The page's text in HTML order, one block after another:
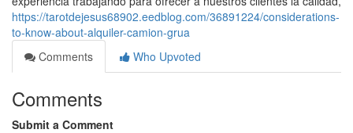
https://tarotdejesus68902.eedblog.com/36891224/considerations-
to-know-about-alquiler-camion-grua
Comments
Who Upvoted
Comments
Submit a Comment